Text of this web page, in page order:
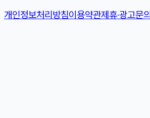
개인정보처리방침이용약관제휴·광고문의